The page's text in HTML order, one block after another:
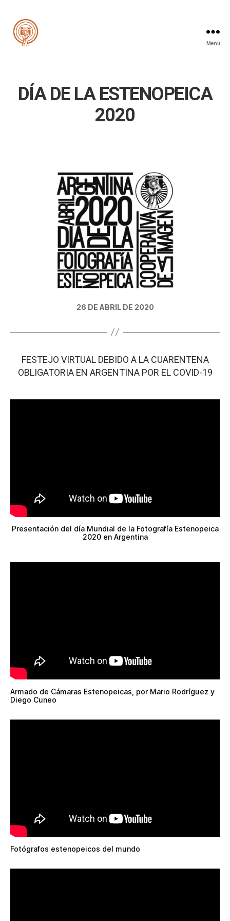
Imagen
Menú
DÍA DE LA ESTENOPEICA
2020
26 DE ABRIL DE 2020
FESTEJO VIRTUAL DEBIDO A LA CUARENTENA
OBLIGATORIA EN ARGENTINA POR EL COVID-19
Presentación del día Mundial de la Fotografía Estenopeica
2020 en Argentina
Armado de Cámaras Estenopeicas, por Mario Rodríguez y
Diego Cuneo
Fotógrafos estenopeicos del mundo